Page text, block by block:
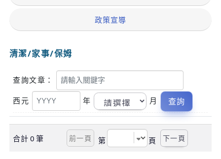
政策宣導
清潔/家事/保姆
查詢文章：
關
鍵
字
西元 年 月
合計 0 筆 第 頁